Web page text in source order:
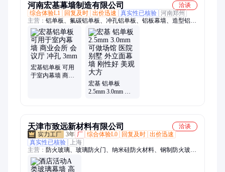
河南宏基幕墙制造有限公司
洽谈
综合体验L1
回复及时 出价迅速 真实性已核验 河南郑州
主营： 铝单板、氟碳铝单板、冲孔铝单板、铝板幕墙、造型铝单
板、木纹铝单板、防石纹铝单板
宏基铝单板 可用
于室内幕墙 商业
宏基 铝单板
2.5mm 3.0mm 可
天津市致远新材料有限公司
洽谈
3年 厂 综合体验L0 回复及时 出价迅速
真实性已核验
上海
主营： 防火玻璃、玻璃防火门、纳米硅防火材料、钢制防火玻璃
幕墙、纳米硅防火玻璃、防火玻璃隔断、A类防火玻璃、钢制防
火型材